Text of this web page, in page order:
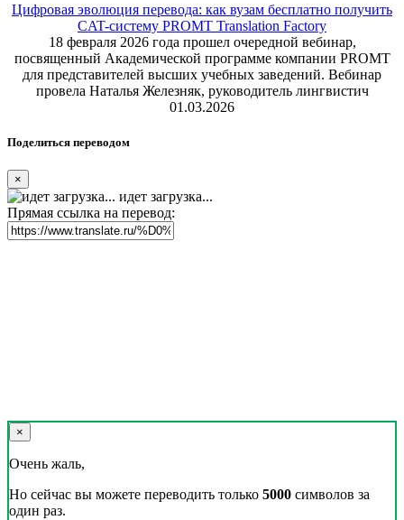
Цифровая эволюция перевода: как вузам бесплатно получить
CAT-систему PROMT Translation Factory
18 февраля 2026 года прошел очередной вебинар,
посвященный Академической программе компании PROMT
для представителей высших учебных заведений. Вебинар
провела Наталья Железняк, руководитель лингвистич
01.03.2026
Поделиться переводом
×
идет загрузка...
Прямая ссылка на перевод:
×
Очень жаль,
Но сейчас вы можете переводить только 5000 символов за
один раз.